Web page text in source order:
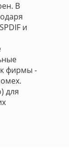
В
и
фирмы -
для